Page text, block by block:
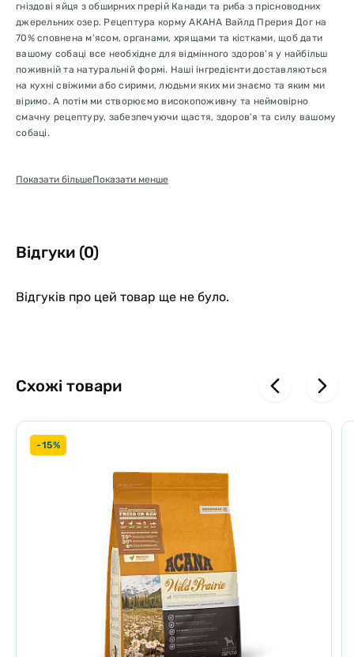
гніздові яйця з обширних прерій Канади та риба з прісноводних
джерельних озер. Рецептура корму АКАНА Вайлд Прерия Дог на
70% сповнена м'ясом, органами, хрящами та кістками, щоб дати
вашому собаці все необхідне для відмінного здоров'я у найбільш
поживній та натуральній формі. Наші інгредієнти доставляються
на кухні свіжими або сирими, людьми яких ми знаємо та яким ми
віримо. А потім ми створюємо високопоживну та неймовірно
смачну рецептуру, забезпечуючи щастя, здоров'я та силу вашому
собаці.
собаки
Інгредієнти доставляються на наші кухні Свіжими або Сирими від
Смак, що захоплює
Кожна гранула сповнена ліофілізованою (фріз-драйд) печінкою
для смаку, від якого перехоплює подих
Якісні інгредієнти роблять корм кращим
ЯКІСНІ М’ЯСНІ ІНГРЕДІЄНТИ
ОВОЧІ, ФРУКТИ, ТРАВИ
*нутрієнти мають природне походження з натуральних
інгредієнтів. +також ми додаємо вітаміни, мінерали, натуральні
консерванти та пробіотики
Показати більшеПоказати менше
Відгуки (0)
Відгуків про цей товар ще не було.
Схожі товари
-15%